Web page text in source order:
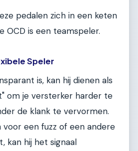
pedalen zich in een keten
OCD is een teamspeler.
Speler
is, kan hij dienen als
om je versterker harder te
de klank te vervormen.
voor een fuzz of een andere
kan hij het signaal